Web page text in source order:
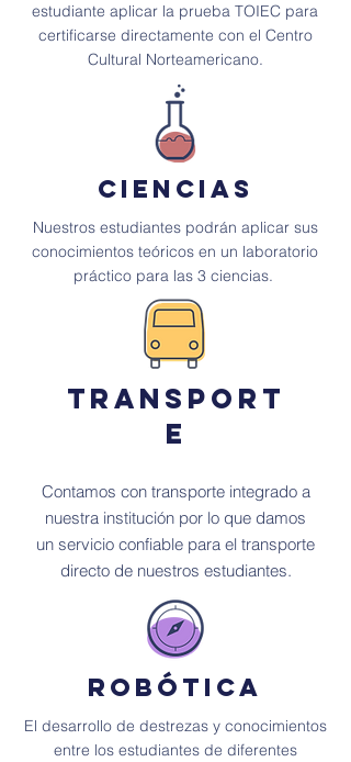
estudiante aplicar la prueba TOIEC para
certificarse directamente con el Centro
Cultural Norteamericano.
Ciencias
Nuestros estudiantes podrán aplicar sus
conocimientos teóricos en un laboratorio
práctico para las 3 ciencias.
Transport
e
Contamos con transporte integrado a
nuestra institución por lo que damos
un servicio confiable para el transporte
directo de nuestros estudiantes.
Robótica
El desarrollo de destrezas y conocimientos
entre los estudiantes de diferentes